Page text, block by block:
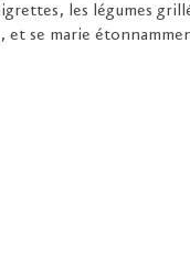
les légumes
se marie